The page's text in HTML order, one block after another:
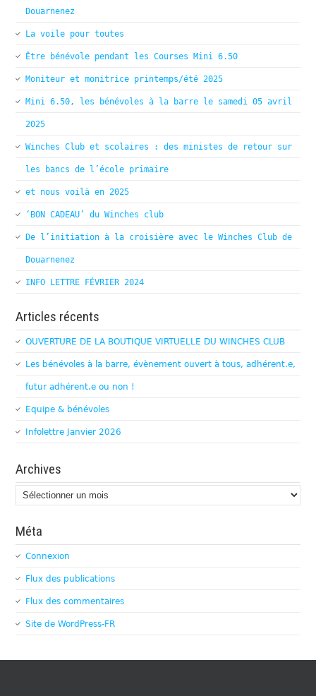
Douarnenez
La voile pour toutes
Être bénévole pendant les Courses Mini 6.50
Moniteur et monitrice printemps/été 2025
Mini 6.50, les bénévoles à la barre le samedi 05 avril
2025
Winches Club et scolaires : des ministes de retour sur
les bancs de l’école primaire
et nous voilà en 2025
‘BON CADEAU’ du Winches club
De l’initiation à la croisière avec le Winches Club de
Douarnenez
INFO LETTRE FÉVRIER 2024
Articles récents
OUVERTURE DE LA BOUTIQUE VIRTUELLE DU WINCHES CLUB
Les bénévoles à la barre, évènement ouvert à tous, adhérent.e,
futur adhérent.e ou non !
Equipe & bénévoles
Infolettre Janvier 2026
Archives
Archives
Méta
Connexion
Flux des publications
Flux des commentaires
Site de WordPress-FR